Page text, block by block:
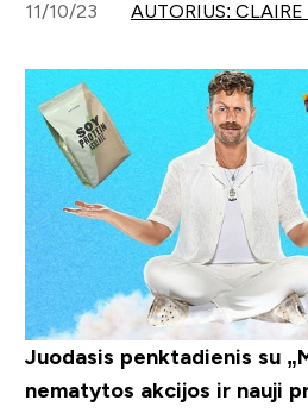
11/10/23 AUTORIUS: CLAIRE
Juodasis penktadienis su
nematytos akcijos ir nauji